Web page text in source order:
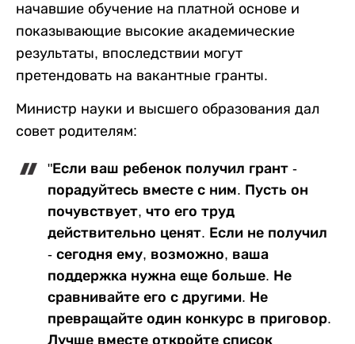
начавшие обучение на платной основе и
показывающие высокие академические
результаты, впоследствии могут
претендовать на вакантные гранты.
Министр науки и высшего образования дал
совет родителям:
"Если ваш ребенок получил грант -
порадуйтесь вместе с ним. Пусть он
почувствует, что его труд
действительно ценят. Если не получил
- сегодня ему, возможно, ваша
поддержка нужна еще больше. Не
сравнивайте его с другими. Не
превращайте один конкурс в приговор.
Лучше вместе откройте список